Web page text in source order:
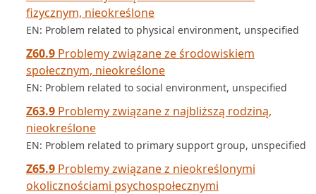
fizycznym, nieokreślone
EN: Problem related to physical environment, unspecified
Z60.9 Problemy związane ze środowiskiem
społecznym, nieokreślone
EN: Problem related to social environment, unspecified
Z63.9 Problemy związane z najbliższą rodziną,
nieokreślone
EN: Problem related to primary support group, unspecified
Z65.9 Problemy związane z nieokreślonymi
okolicznościami psychospołecznymi